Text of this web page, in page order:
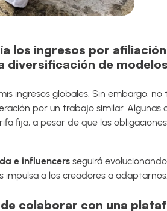
los ingresos por
diversificación de
ingresos globales. Sin embargo,
por un trabajo similar. Algunas
fija, a pesar de que las
e influencers seguirá
a los creadores a
colaborar con una